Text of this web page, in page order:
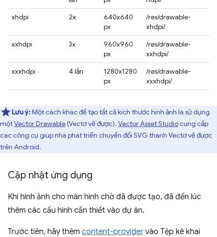
xhdpi
2x
640x640
px
/res/drawable-
xhdpi/
xxhdpi
3x
960x960
px
/res/drawable-
xxhdpi/
xxxhdpi
4 lần
1280x1280
px
/res/drawable-
xxxhdpi/
Lưu ý:Một cách khác để tạo tất cả kích thước hình ảnh là sử dụng
mộtVector Drawable(Vectơ vẽ được). Vector Asset Studiocung cấp
các công cụ giúp nhà phát triển chuyển đổi SVG thành Vectơ vẽ được
trên Android.
Cập nhật ứng dụng
Khi hình ảnh cho màn hình chờ đã được tạo, đã đến lúc
thêm các cấu hình cần thiết vào dự án.
Trước tiên, hãy thêm content-provider vào Tệp kê khai